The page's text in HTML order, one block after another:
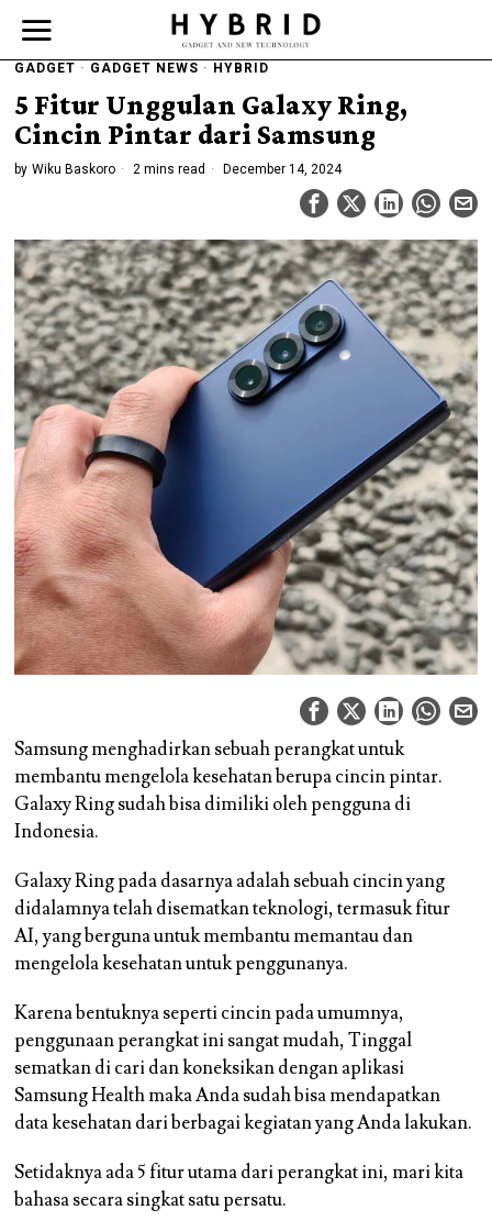
GADGET · GADGET NEWS · HYBRID
5 Fitur Unggulan Galaxy Ring,
Cincin Pintar dari Samsung
by Wiku Baskoro 2 mins read December 14, 2024
Samsung menghadirkan sebuah perangkat untuk
membantu mengelola kesehatan berupa cincin pintar.
Galaxy Ring sudah bisa dimiliki oleh pengguna di
Indonesia.
Galaxy Ring pada dasarnya adalah sebuah cincin yang
didalamnya telah disematkan teknologi, termasuk fitur
AI, yang berguna untuk membantu memantau dan
mengelola kesehatan untuk penggunanya.
Karena bentuknya seperti cincin pada umumnya,
penggunaan perangkat ini sangat mudah, Tinggal
sematkan di cari dan koneksikan dengan aplikasi
Samsung Health maka Anda sudah bisa mendapatkan
data kesehatan dari berbagai kegiatan yang Anda lakukan.
Setidaknya ada 5 fitur utama dari perangkat ini, mari kita
bahasa secara singkat satu persatu.